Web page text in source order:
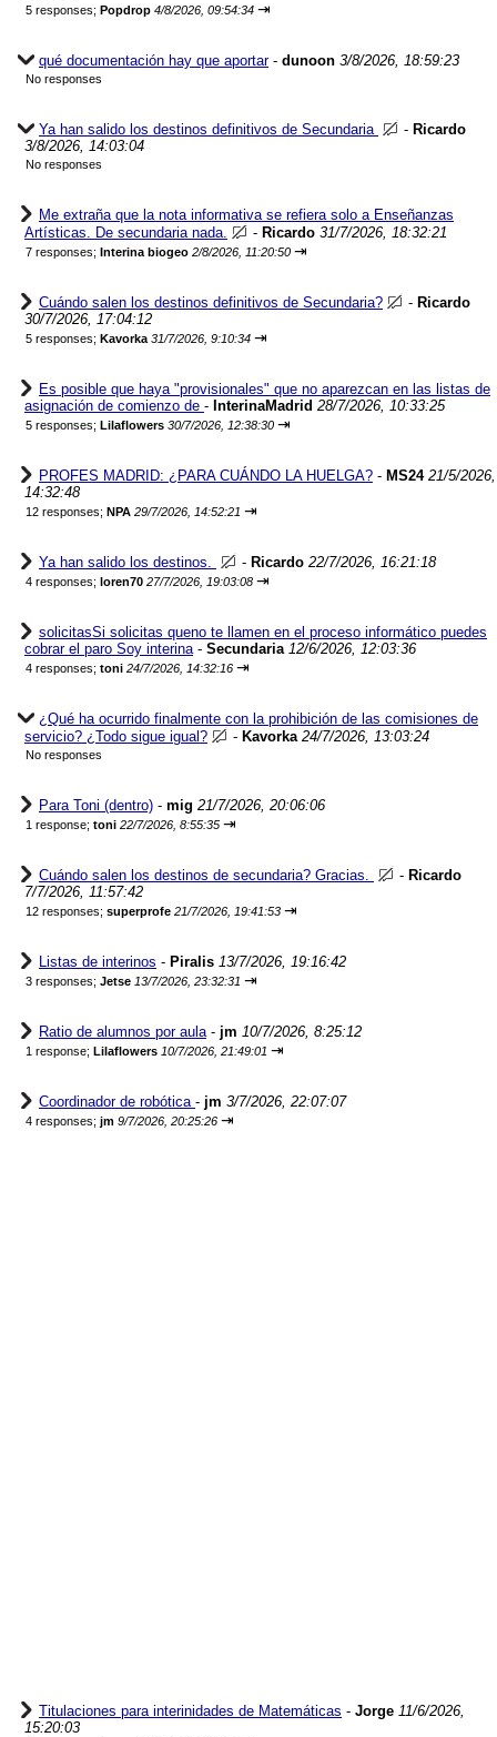
5 responses; Popdrop 4/8/2026, 09:54:34 ⇥
qué documentación hay que aportar- dunoon 3/8/2026, 18:59:23
No responses
Ya han salido los destinos definitivos de Secundaria - Ricardo
3/8/2026, 14:03:04
No responses
Me extraña que la nota informativa se refiera solo a Enseñanzas
Artísticas. De secundaria nada.
- Ricardo 31/7/2026, 18:32:21
7 responses; Interina biogeo 2/8/2026, 11:20:50 ⇥
Cuándo salen los destinos definitivos de Secundaria? - Ricardo
30/7/2026, 17:04:12
5 responses; Kavorka 31/7/2026, 9:10:34 ⇥
Es posible que haya "provisionales" que no aparezcan en las listas de
asignación de comienzo de - InterinaMadrid 28/7/2026, 10:33:25
5 responses; Lilaflowers 30/7/2026, 12:38:30 ⇥
PROFES MADRID: ¿PARA CUÁNDO LA HUELGA? - MS24 21/5/2026,
14:32:48
12 responses; NPA 29/7/2026, 14:52:21 ⇥
Ya han salido los destinos. - Ricardo 22/7/2026, 16:21:18
4 responses; loren70 27/7/2026, 19:03:08 ⇥
solicitasSi solicitas queno te llamen en el proceso informático puedes
cobrar el paro Soy interina- Secundaria 12/6/2026, 12:03:36
4 responses; toni 24/7/2026, 14:32:16 ⇥
¿Qué ha ocurrido finalmente con la prohibición de las comisiones de
servicio? ¿Todo sigue igual?
- Kavorka 24/7/2026, 13:03:24
No responses
Para Toni (dentro) - mig 21/7/2026, 20:06:06
1 response; toni 22/7/2026, 8:55:35 ⇥
Cuándo salen los destinos de secundaria? Gracias. - Ricardo
7/7/2026, 11:57:42
12 responses; superprofe 21/7/2026, 19:41:53 ⇥
Listas de interinos - Piralis 13/7/2026, 19:16:42
3 responses; Jetse 13/7/2026, 23:32:31 ⇥
Ratio de alumnos por aula- jm 10/7/2026, 8:25:12
1 response; Lilaflowers 10/7/2026, 21:49:01 ⇥
Coordinador de robótica - jm 3/7/2026, 22:07:07
4 responses; jm 9/7/2026, 20:25:26 ⇥
Titulaciones para interinidades de Matemáticas - Jorge 11/6/2026,
15:20:03